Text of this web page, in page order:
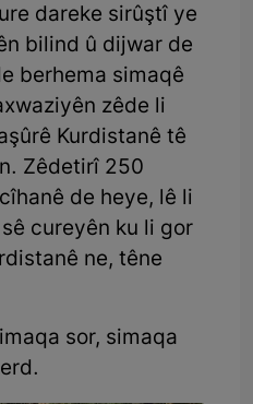
dareke sirûştî ye
bilind û dijwar de
berhema simaqê
zêde li
Kurdistanê tê
Zêdetirî 250
de heye, lê li
cureyên ku li gor
ne, têne
sor, simaqa